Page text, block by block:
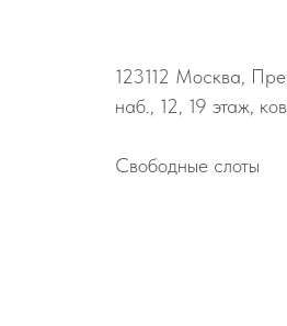
123112 Москва,
наб., 12, 19 этаж,
Свободные слоты